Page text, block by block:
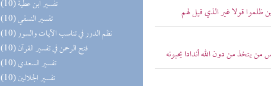
(10) تفسير ابن عطية
(10) تفسير النسفي
(10) نظم الدرر في تناسب الآيات والسور
(10) فتح الرحمن في تفسير القرآن
(10) تفسير السعدي
(10) تفسير الجلالين
ظلموا قولا غير الذي قيل لهم
يتخذ من دون الله أندادا يحبونه